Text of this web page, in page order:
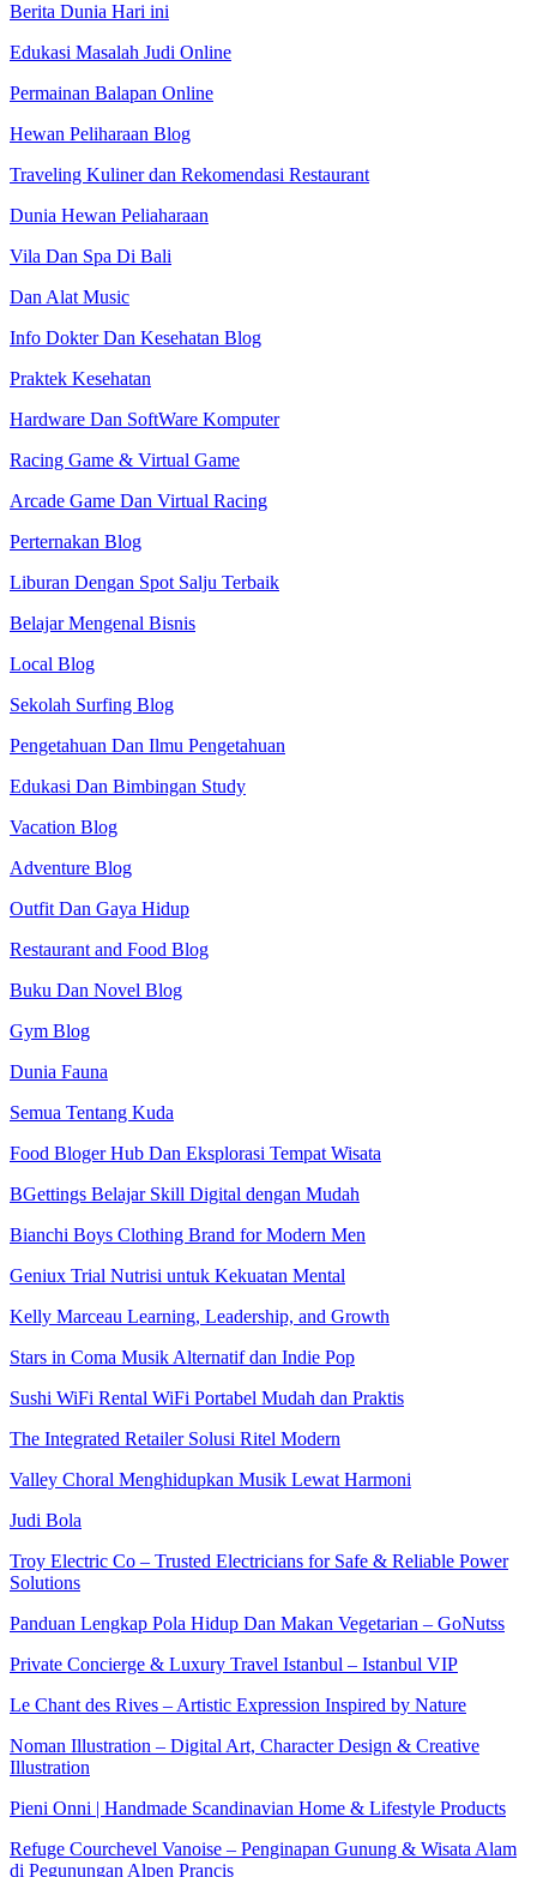
Berita Dunia Hari ini
Edukasi Masalah Judi Online
Permainan Balapan Online
Hewan Peliharaan Blog
Traveling Kuliner dan Rekomendasi Restaurant
Dunia Hewan Peliaharaan
Vila Dan Spa Di Bali
Dan Alat Music
Info Dokter Dan Kesehatan Blog
Praktek Kesehatan
Hardware Dan SoftWare Komputer
Racing Game & Virtual Game
Arcade Game Dan Virtual Racing
Perternakan Blog
Liburan Dengan Spot Salju Terbaik
Belajar Mengenal Bisnis
Local Blog
Sekolah Surfing Blog
Pengetahuan Dan Ilmu Pengetahuan
Edukasi Dan Bimbingan Study
Vacation Blog
Adventure Blog
Outfit Dan Gaya Hidup
Restaurant and Food Blog
Buku Dan Novel Blog
Gym Blog
Dunia Fauna
Semua Tentang Kuda
Food Bloger Hub Dan Eksplorasi Tempat Wisata
BGettings Belajar Skill Digital dengan Mudah
Bianchi Boys Clothing Brand for Modern Men
Geniux Trial Nutrisi untuk Kekuatan Mental
Kelly Marceau Learning, Leadership, and Growth
Stars in Coma Musik Alternatif dan Indie Pop
Sushi WiFi Rental WiFi Portabel Mudah dan Praktis
The Integrated Retailer Solusi Ritel Modern
Valley Choral Menghidupkan Musik Lewat Harmoni
Judi Bola
Troy Electric Co – Trusted Electricians for Safe & Reliable Power
Solutions
Panduan Lengkap Pola Hidup Dan Makan Vegetarian – GoNutss
Private Concierge & Luxury Travel Istanbul – Istanbul VIP
Le Chant des Rives – Artistic Expression Inspired by Nature
Noman Illustration – Digital Art, Character Design & Creative
Illustration
Pieni Onni | Handmade Scandinavian Home & Lifestyle Products
Refuge Courchevel Vanoise – Penginapan Gunung & Wisata Alam
di Pegunungan Alpen Prancis